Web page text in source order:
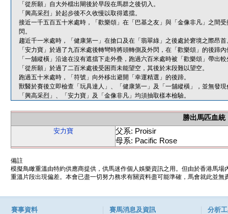
「從所願」自大外檔出閘後於早段在馬群之後切入。
「興高采烈」於起步後不久收慢以取得遮擋。
接近一千五百五十米處時，「歡樂頌」在「巴基之友」與「金像非凡」之間
閃。
趨近千一米處時，「健康第一」在搶口及在「翡翠綠」之後處於窘境之際昂首
「安力寶」於過了九百米處後轉彎時將頭轉側及外閃，在「歡樂頌」的後蹄
「一舖縱橫」沿途在沒有遮擋下走外疊，跑過六百米處時被「歡樂頌」帶出
「從所願」於過了二百米處後受困而未能望空，其後於末段難以望空。
跑過五十米處時，「符號」向外移出避開「幸運精選」的後蹄。
獸醫於賽後立即檢查「玩具達人」、「健康第一」及「一舖縱橫」，並無發
「興高采烈」、「安力寶」及「金像非凡」均須抽取樣本檢驗。
勝出馬匹血統
安力寶
父系: Proisir
母系: Pacific Rose
備註
模擬鳥瞰重溫由特約供應商提供，供馬迷作個人娛樂資訊之用。但由於香港馬
重溫片段出現偏差。本會已盡一切努力務求有關資料盡可能準確，馬會就此並
賽事資料 賽馬消息及資訊 分析